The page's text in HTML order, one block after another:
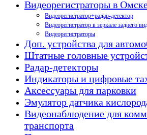
Видеорегистраторы в
Видеорегистратор+радар-детектор
Видеорегистратор в зеркале заднего
Видеорегистраторы
Доп. устройства для
Штатные головные
Радар-детекторы
Индикаторы и цифровые
Аксессуары для парковки
Эмулятор датчика
Видеонаблюдение для
транспорта